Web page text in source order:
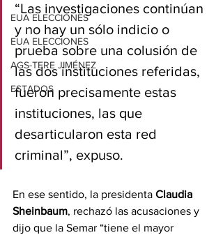
EUA ELECCIONES
EUA ELECCIONES
AGS-TERE JIMÉNEZ
ESTADOS
“Las investigaciones continúan
y no hay un sólo indicio o
prueba sobre una colusión de
las dos instituciones referidas,
fueron precisamente estas
instituciones, las que
desarticularon esta red
criminal”, expuso.
En ese sentido, la presidenta Claudia
Sheinbaum, rechazó las acusaciones y
dijo que la Semar “tiene el mayor